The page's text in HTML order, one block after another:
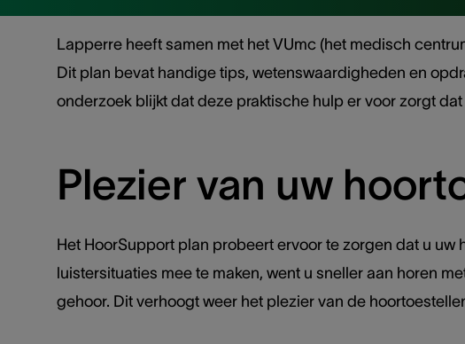
Lapperre heeft samen met het VUmc (het medisch
Dit plan bevat handige tips, wetenswaardigheden en
onderzoek blijkt dat deze praktische hulp er voor zorgt
Plezier van uw
Het HoorSupport plan probeert ervoor te zorgen dat u
luistersituaties mee te maken, went u sneller aan horen
gehoor. Dit verhoogt weer het plezier van de